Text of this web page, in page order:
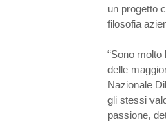
un progetto
filosofia
“Sono
delle
Nazionale
gli stessi
passione,